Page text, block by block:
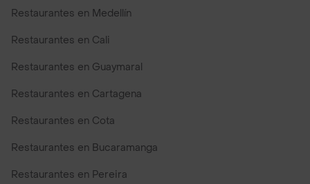
Restaurantes en Medellín
Restaurantes en Cali
Restaurantes en Guaymaral
Restaurantes en Cartagena
Restaurantes en Cota
Restaurantes en Bucaramanga
Restaurantes en Pereira